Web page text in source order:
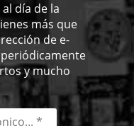
día de la
más que
de e-
y mucho